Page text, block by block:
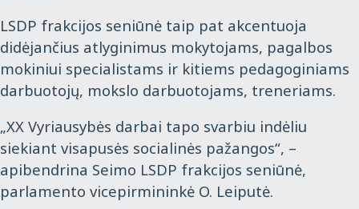
LSDP frakcijos seniūnė taip pat akcentuoja
didėjančius atlyginimus mokytojams, pagalbos
mokiniui specialistams ir kitiems pedagoginiams
darbuotojų, mokslo darbuotojams, treneriams.
„XX Vyriausybės darbai tapo svarbiu indėliu
siekiant visapusės socialinės pažangos“, –
apibendrina Seimo LSDP frakcijos seniūnė,
parlamento vicepirmininkė O. Leiputė.